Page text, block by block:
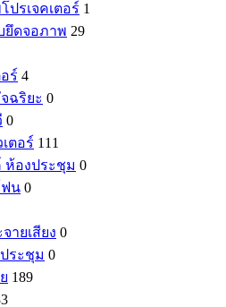
ปรเจคเตอร์ 1
ดจอภาพ 29
ร์ 4
ฉริยะ 0
0
ตอร์ 111
ห้องประชุม 0
ฟน 0
ายเสียง 0
ระชุม 0
189